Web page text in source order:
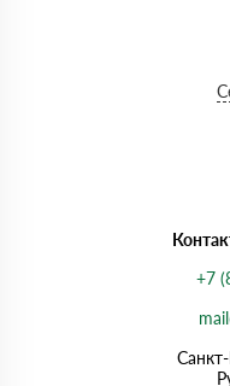
+7